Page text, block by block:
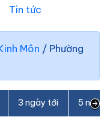
Tin tức
Môn / Phường
3 ngày tới 5